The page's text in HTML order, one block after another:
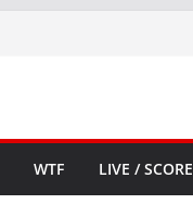
WTF LIVE / SCORE